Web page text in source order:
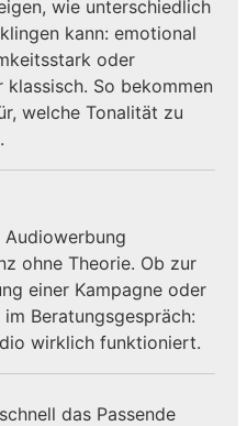
wie unterschiedlich
kann: emotional
oder
So bekommen
welche Tonalität zu
ohne Theorie. Ob zur
einer Kampagne oder
Beratungsgespräch:
wirklich funktioniert.
das Passende